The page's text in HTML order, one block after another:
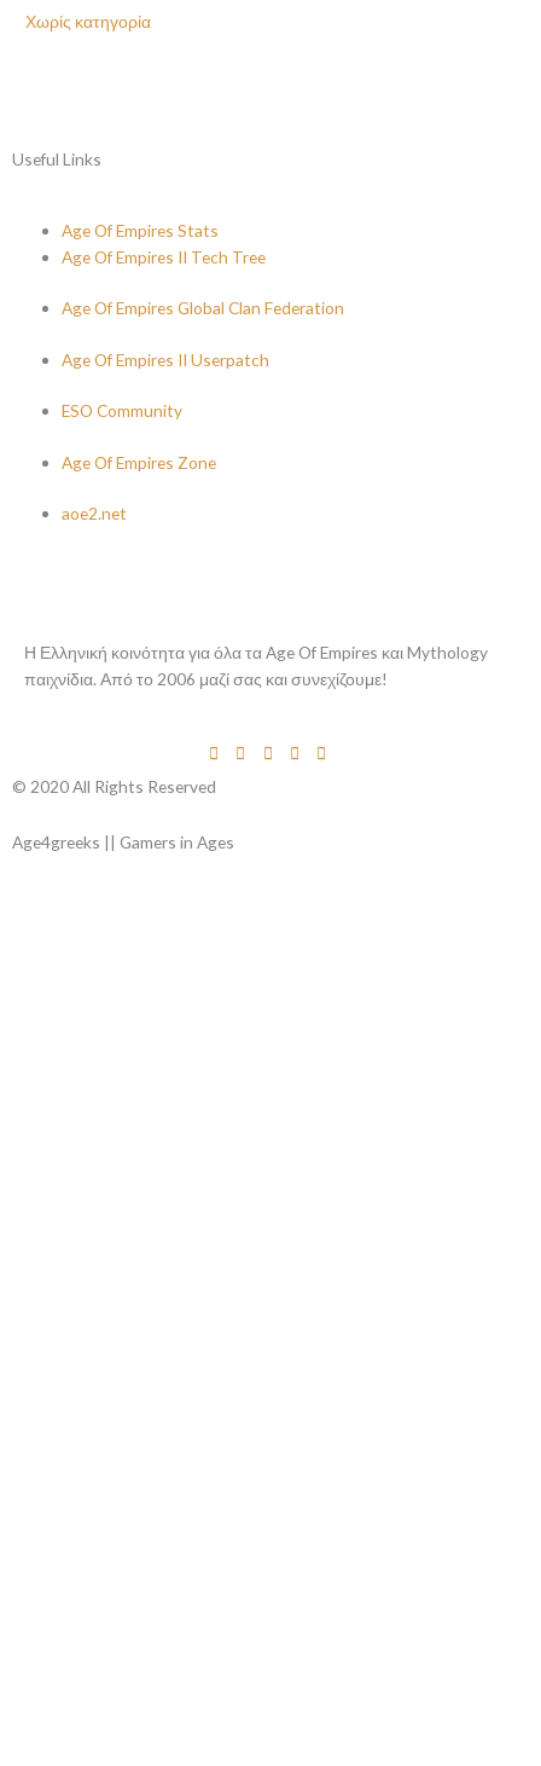
Χωρίς κατηγορία
Useful Links
Age Of Empires Stats
Age Of Empires II Tech Tree
Age Of Empires Global Clan Federation
Age Of Empires II Userpatch
ESO Community
Age Of Empires Zone
aoe2.net
Η Ελληνική κοινότητα για όλα τα Age Of Empires και Mythology
παιχνίδια. Από το 2006 μαζί σας και συνεχίζουμε!
© 2020 All Rights Reserved
Age4greeks || Gamers in Ages